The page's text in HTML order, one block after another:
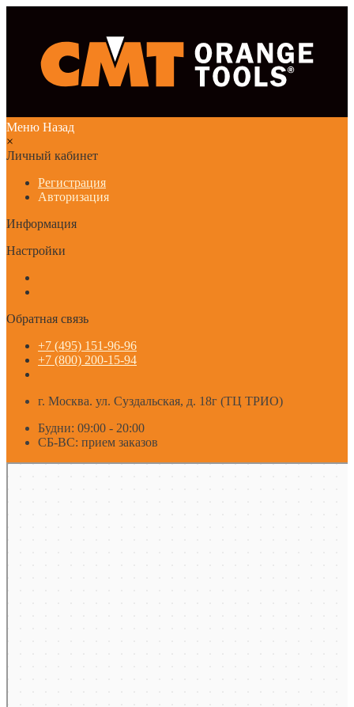
Меню Назад
×
Личный кабинет
Регистрация
Авторизация
Информация
Настройки
Обратная связь
+7 (495) 151-96-96
+7 (800) 200-15-94
г. Москва. ул. Суздальская, д. 18г (ТЦ ТРИО)
Будни: 09:00 - 20:00
СБ-ВС: прием заказов